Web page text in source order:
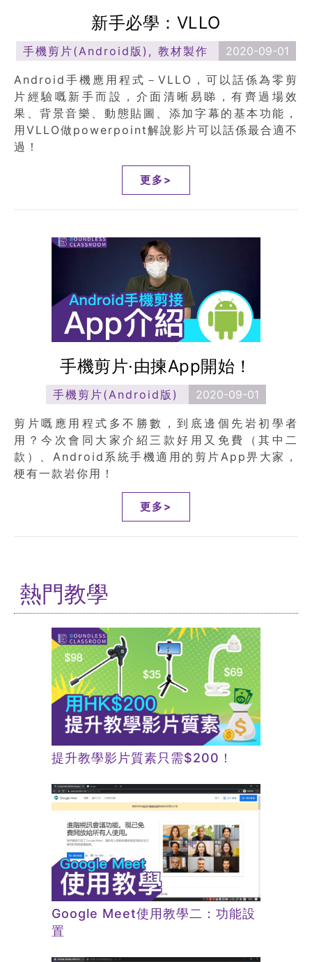
新手必學：VLLO
手機剪片(Android版) , 教材製作 2020-09-01
Android手機應用程式－VLLO，可以話係為零剪
片經驗嘅新手而設，介面清晰易睇，有齊過場效
果、背景音樂、動態貼圖、添加字幕的基本功能，
用VLLO做powerpoint解說影片可以話係最合適不
過！
更多>
手機剪片·由揀App開始！
手機剪片(Android版) 2020-09-01
剪片嘅應用程式多不勝數，到底邊個先岩初學者
用？今次會同大家介紹三款好用又免費（其中二
款）、Android系統手機適用的剪片App畀大家，
梗有一款岩你用！
更多>
熱門教學
提升教學影片質素只需$200！
Google Meet使用教學二：功能設
置